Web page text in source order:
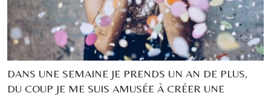
DANS UNE SEMAINE JE PRENDS UN AN DE PLUS,
DU COUP JE ME SUIS AMUSÉE À CRÉER UNE